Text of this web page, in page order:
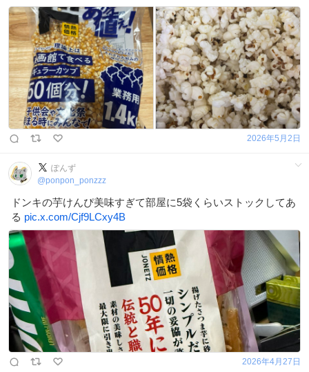
2026年5月2日
ぽんず
@ponpon_ponzzz
ドンキの芋けんぴ美味すぎて部屋に5袋くらいストックしてあ
る pic.x.com/Cjf9LCxy4B
2026年4月27日